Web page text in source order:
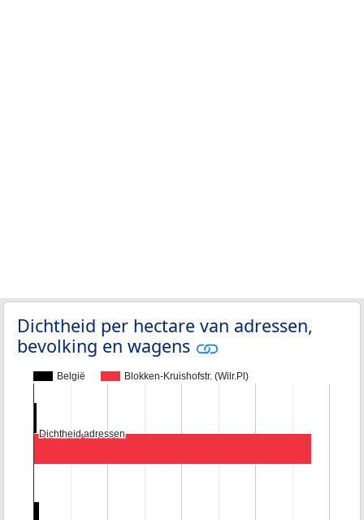
Dichtheid per hectare van adressen,
bevolking en wagens
België Blokken-Kruishofstr. (Wilr.Pl)
Dichtheid adressen
Dichtheid adressen